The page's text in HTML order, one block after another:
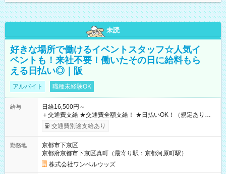
未読
好きな場所で働けるイベントスタッフ☆人気イ
ベントも！来社不要！働いたその日に給料もら
える日払い◎｜阪
アルバイト 職種未経験OK
給与
日給16,500円～
＋交通費支給 ★交通費全額支給！ ★日払いOK！（規定あり） ┗
働いたその日に現金GET♪ お仕事後はコンビニATMから 日払
交通費別途支給あり
勤務地
京都市下京区
京都府京都市下京区真町（最寄り駅：京都河原町駅）
株式会社ワンベルウッズ